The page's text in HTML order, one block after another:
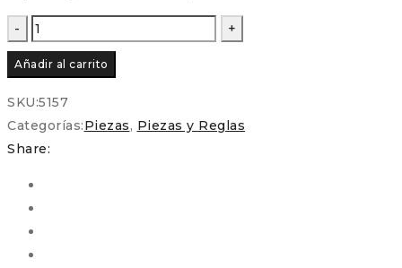
Piezas
Precortadas
–
Plato
Dresden
12
para
Patchwork
y
EPP
Añadir al carrito
SKU:5157
Categorías:Piezas, Piezas y Reglas
Share: